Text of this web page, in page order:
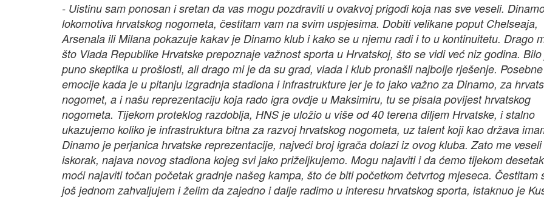
- Uistinu sam ponosan i sretan da vas mogu pozdraviti u ovakvoj prigodi koja nas sve veseli.
lokomotiva hrvatskog nogometa, čestitam vam na svim uspjesima. Dobiti velikane poput Chelseaja,
Arsenala ili Milana pokazuje kakav je Dinamo klub i kako se u njemu radi i to u kontinuitetu. Drago
što Vlada Republike Hrvatske prepoznaje važnost sporta u Hrvatskoj, što se vidi već niz godina.
puno skeptika u prošlosti, ali drago mi je da su grad, vlada i klub pronašli najbolje rješenje.
emocije kada je u pitanju izgradnja stadiona i infrastrukture jer je to jako važno za Dinamo, za
nogomet, a i našu reprezentaciju koja rado igra ovdje u Maksimiru, tu se pisala povijest hrvatskog
nogometa. Tijekom proteklog razdoblja, HNS je uložio u više od 40 terena diljem Hrvatske, i stalno
ukazujemo koliko je infrastruktura bitna za razvoj hrvatskog nogometa, uz talent koji kao država
Dinamo je perjanica hrvatske reprezentacije, najveći broj igrača dolazi iz ovog kluba. Zato me
iskorak, najava novog stadiona kojeg svi jako priželjkujemo. Mogu najaviti i da ćemo tijekom
moći najaviti točan početak gradnje našeg kampa, što će biti početkom četvrtog mjeseca. Čestitam
još jednom zahvaljujem i želim da zajedno i dalje radimo u interesu hrvatskog sporta, istaknuo je